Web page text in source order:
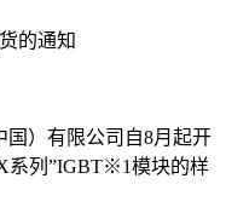
的通知
）有限公司自8月起开
系列”IGBT※1模块的样